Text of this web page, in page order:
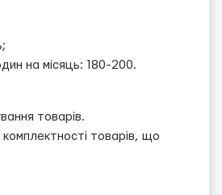
на місяць: 180-200.
товарів.
комплектності товарів, що